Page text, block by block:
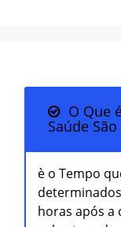
O Que
Saúde
è o Tempo
horas após a